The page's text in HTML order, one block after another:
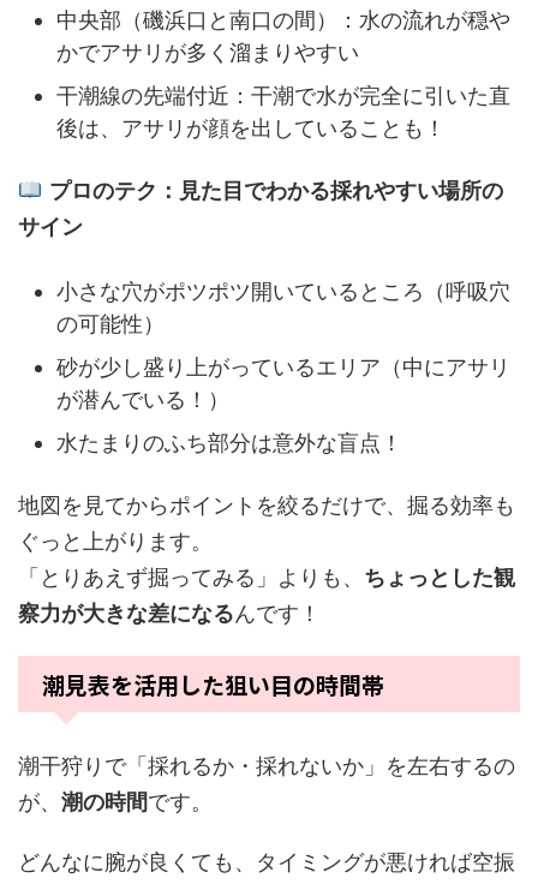
中央部（磯浜口と南口の間）：水の流れが穏や
かでアサリが多く溜まりやすい
干潮線の先端付近：干潮で水が完全に引いた直
後は、アサリが顔を出していることも！
プロのテク：見た目でわかる採れやすい場所の
サイン
小さな穴がポツポツ開いているところ（呼吸穴
の可能性）
砂が少し盛り上がっているエリア（中にアサリ
が潜んでいる！）
水たまりのふち部分は意外な盲点！
地図を見てからポイントを絞るだけで、掘る効率も
ぐっと上がります。
「とりあえず掘ってみる」よりも、 ちょっとした観
察力が大きな差になるんです！
潮見表を活用した狙い目の時間帯
潮干狩りで「採れるか・採れないか」を左右するの
が、 潮の時間です。
どんなに腕が良くても、タイミングが悪ければ空振